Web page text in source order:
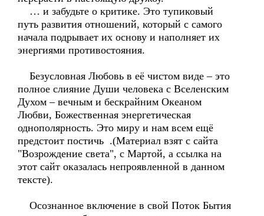
… и забудьте о критике. Это тупиковый
путь развития отношений, который с самого
начала подрывает их основу и наполняет их
энергиями противостояния.
Безусловная Любовь в её чистом виде – это
полное слияние Души человека с Вселенским
Духом – вечным и бескрайним Океаном
Любви, Божественная энергетическая
однополярность. Это миру и нам всем ещё
предстоит постичь .(Материал взят с сайта
"Возрождение света", с Мартой, а ссылка на
этот сайт оказалась непроявленной в данном
тексте).
Осознанное включение в свой Поток Бытия